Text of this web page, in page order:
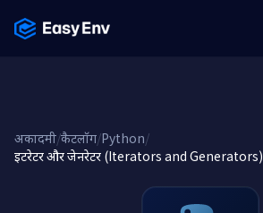
अकादमी/कैटलॉग/Python/
इटरेटर और जेनरेटर (Iterators and Generators)